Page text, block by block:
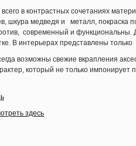
в контрастных сочетаниях
шкура медведя и металл, покраска
современный и
В интерьерах представлены
возможны свежие вкрапления
который не только
здесь